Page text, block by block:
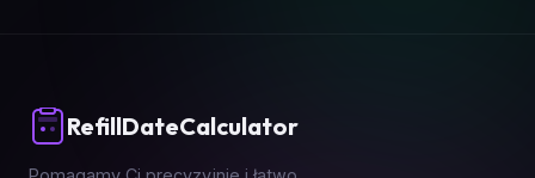
RefillDateCalculator